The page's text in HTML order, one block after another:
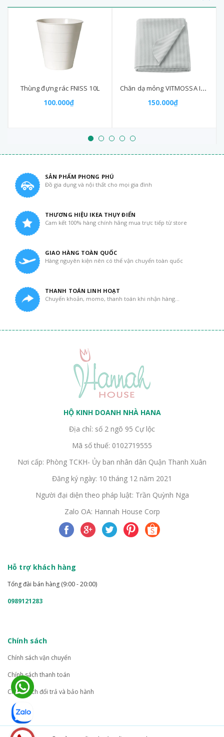
Thùng đựng rác FNISS 10L
100.000₫
Chăn dạ mỏng VITMOSSA IKEA
150.000₫
SẢN PHẨM PHONG PHÚ
Đồ gia dụng và nội thất cho mọi gia đình
THƯƠNG HIỆU IKEA THỤY ĐIỂN
Cam kết 100% hàng chính hãng mua trực tiếp từ store
GIAO HÀNG TOÀN QUỐC
Hàng nguyên kiện nên có thể vận chuyển toàn quốc
THANH TOÁN LINH HOẠT
Chuyển khoản, momo, thanh toán khi nhận hàng...
HỘ KINH DOANH NHÀ HANA
Địa chỉ: số 2 ngõ 95 Cự lộc
Mã số thuế: 0102719555
Nơi cấp: Phòng TCKH- Ủy ban nhân dân Quận Thanh Xuân
Đăng ký ngày: 10 tháng 12 năm 2021
Người đại diện theo pháp luật: Trần Quỳnh Nga
Zalo OA: Hannah House Corp
Hỗ trợ khách hàng
Tổng đài bán hàng (9:00 - 20:00)
0989121283
Chính sách
Chính sách vận chuyển
Chính sách thanh toán
Chính sách đổi trả và bảo hành